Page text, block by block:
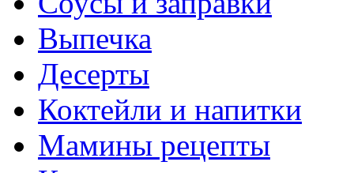
Выпечка
Десерты
Коктейли и напитки
Мамины рецепты